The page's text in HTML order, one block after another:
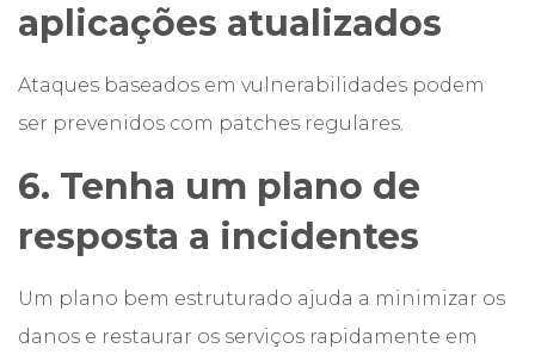
aplicações atualizados
Ataques baseados em vulnerabilidades podem
ser prevenidos com patches regulares.
6. Tenha um plano de
resposta a incidentes
Um plano bem estruturado ajuda a minimizar os
danos e restaurar os serviços rapidamente em